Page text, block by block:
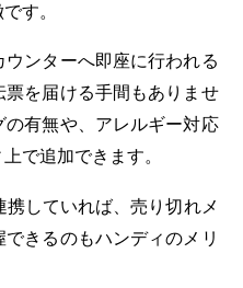
す。
ンターへ即座に行われる
を届ける手間もありませ
有無や、アレルギー対応
で追加できます。
していれば、売り切れメ
きるのもハンディのメリ